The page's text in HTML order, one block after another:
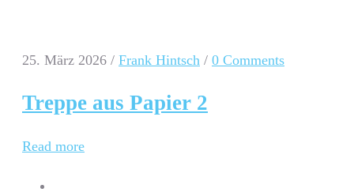
25. März 2026 / Frank Hintsch / 0 Comments
Treppe aus Papier 2
Read more